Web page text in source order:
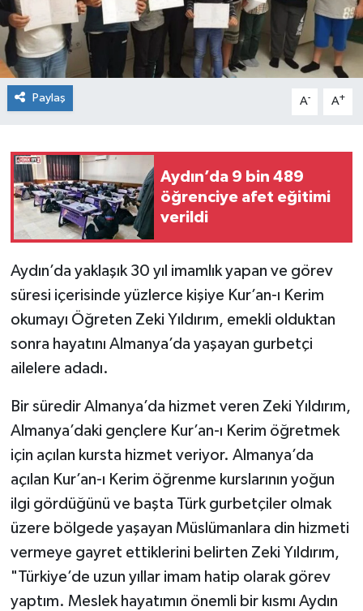
Paylaş A- A+
Aydın’da 9 bin 489
öğrenciye afet eğitimi
verildi
Aydın’da yaklaşık 30 yıl imamlık yapan ve görev
süresi içerisinde yüzlerce kişiye Kur’an-ı Kerim
okumayı Öğreten Zeki Yıldırım, emekli olduktan
sonra hayatını Almanya’da yaşayan gurbetçi
ailelere adadı.
Bir süredir Almanya’da hizmet veren Zeki Yıldırım,
Almanya’daki gençlere Kur’an-ı Kerim öğretmek
için açılan kursta hizmet veriyor. Almanya’da
açılan Kur’an-ı Kerim öğrenme kurslarının yoğun
ilgi gördüğünü ve başta Türk gurbetçiler olmak
üzere bölgede yaşayan Müslümanlara din hizmeti
vermeye gayret ettiklerini belirten Zeki Yıldırım,
"Türkiye’de uzun yıllar imam hatip olarak görev
yaptım. Meslek hayatımın önemli bir kısmı Aydın